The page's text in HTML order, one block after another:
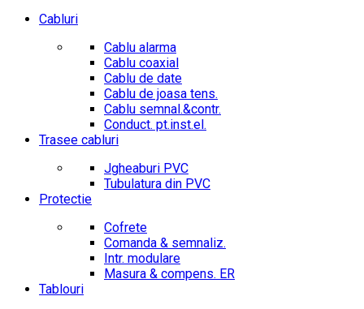
Cabluri
Cablu alarma
Cablu coaxial
Cablu de date
Cablu de joasa tens.
Cablu semnal.&contr.
Conduct. pt.inst.el.
Trasee cabluri
Jgheaburi PVC
Tubulatura din PVC
Protectie
Cofrete
Comanda & semnaliz.
Intr. modulare
Masura & compens. ER
Tablouri